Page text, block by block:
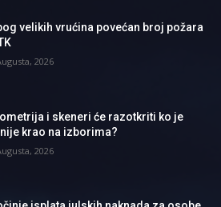
velikih vrućina povećan broj požara
2026
i skeneri će razotkriti ko je
krao na izborima?
2026